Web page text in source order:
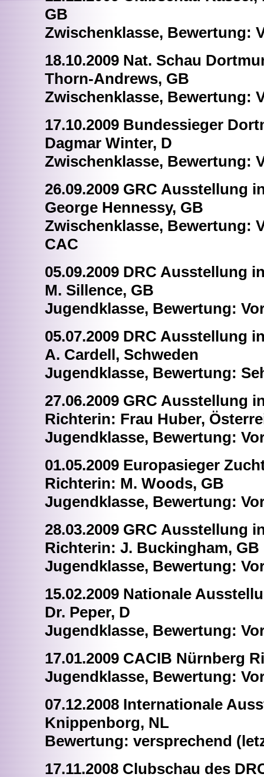
GB
Zwischenklasse, Bewertung:
18.10.2009 Nat. Schau
Thorn-Andrews, GB
Zwischenklasse, Bewertung:
17.10.2009 Bundessieger
Dagmar Winter, D
Zwischenklasse, Bewertung:
26.09.2009 GRC Ausstellung
George Hennessy, GB
Zwischenklasse, Bewertung:
CAC
05.09.2009 DRC Ausstellung
M. Sillence, GB
Jugendklasse, Bewertung:
05.07.2009 DRC Ausstellung
A. Cardell, Schweden
Jugendklasse, Bewertung:
27.06.2009 GRC Ausstellung
Richterin: Frau Huber,
Jugendklasse, Bewertung:
01.05.2009 Europasieger
Richterin: M. Woods, GB
Jugendklasse, Bewertung:
28.03.2009 GRC Ausstellung
Richterin: J. Buckingham, GB
Jugendklasse, Bewertung:
15.02.2009 Nationale
Dr. Peper, D
Jugendklasse, Bewertung:
17.01.2009 CACIB Nürnberg
Jugendklasse, Bewertung:
07.12.2008 Internationale
Knippenborg, NL
Bewertung: versprechend
17.11.2008 Clubschau des